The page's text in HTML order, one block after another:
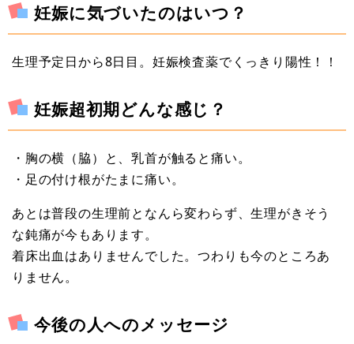
妊娠に気づいたのはいつ？
生理予定日から8日目。妊娠検査薬でくっきり陽性！！
妊娠超初期どんな感じ？
・胸の横（脇）と、乳首が触ると痛い。
・足の付け根がたまに痛い。
あとは普段の生理前となんら変わらず、生理がきそう
な鈍痛が今もあります。
着床出血はありませんでした。つわりも今のところあ
りません。
今後の人へのメッセージ